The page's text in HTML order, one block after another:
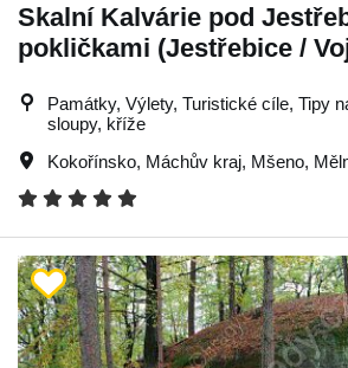
Skalní Kalvárie pod
pokličkami (Jestřebice /
Památky, Výlety, Turistické cíle, Tipy
sloupy, kříže
Kokořínsko, Máchův kraj, Mšeno,